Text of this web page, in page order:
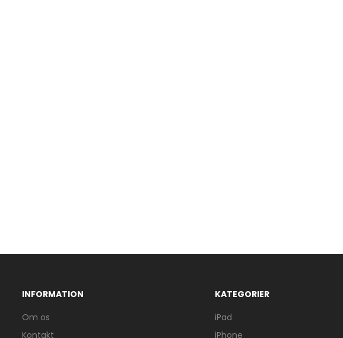
INFORMATION
Om os
Kontakt
KATEGORIER
iPad
iPhone